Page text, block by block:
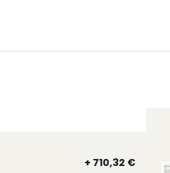
+ 710,32 €